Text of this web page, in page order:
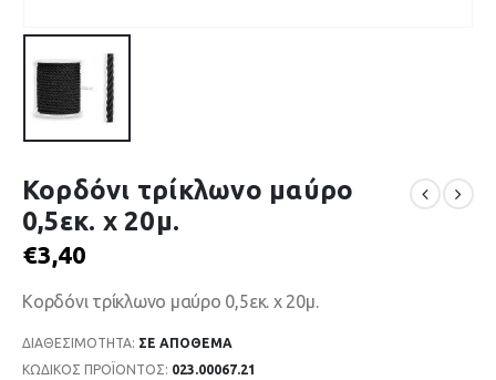
Κορδόνι τρίκλωνο μαύρο
0,5εκ. x 20μ.
€3,40
Κορδόνι τρίκλωνο μαύρο 0,5εκ. x 20μ.
ΔΙΑΘΕΣΙΜΌΤΗΤΑ: ΣΕ ΑΠΌΘΕΜΑ
ΚΩΔΙΚΌΣ ΠΡΟΪΌΝΤΟΣ: 023.00067.21